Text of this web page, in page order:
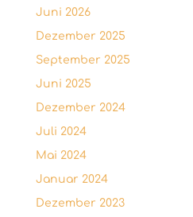
Juni 2026
Dezember 2025
September 2025
Juni 2025
Dezember 2024
Juli 2024
Mai 2024
Januar 2024
Dezember 2023